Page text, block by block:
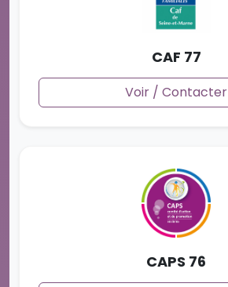
CAF 77
Voir / Contacter
CAPS 76